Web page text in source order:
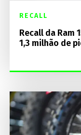
RECALL
Recall da Ram
1,3 milhão de